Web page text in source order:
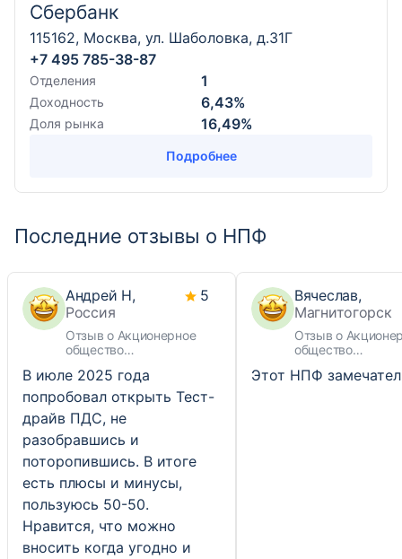
Сбербанк
115162, Москва, ул. Шаболовка, д.31Г
+7 495 785-38-87
Отделения 1
Доходность 6,43%
Доля рынка 16,49%
Подробнее
Последние отзывы о НПФ
Андрей Н,
Россия
Отзыв о Акционерное
общество
пенсионный фонд «ВТБ
«Пенсионный фонд»
5
В июле 2025 года
попробовал открыть Тест-
драйв ПДС, не
разобравшись и
поторопившись. В итоге
есть плюсы и минусы,
пользуюсь 50-50.
Нравится, что можно
вносить когда угодно и
Вячеслав,
Магнитогорск
Отзыв о
общество
пенсионный фонд
Этот НПФ